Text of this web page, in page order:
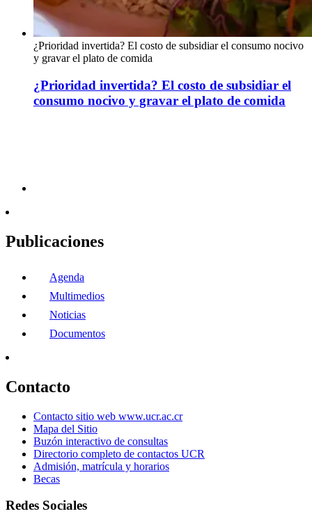
¿Prioridad invertida? El costo de subsidiar el consumo nocivo
y gravar el plato de comida
¿Prioridad invertida? El costo de subsidiar el
consumo nocivo y gravar el plato de comida
Publicaciones
Agenda
Multimedios
Noticias
Documentos
Contacto
Contacto sitio web www.ucr.ac.cr
Mapa del Sitio
Buzón interactivo de consultas
Directorio completo de contactos UCR
Admisión, matrícula y horarios
Becas
Redes Sociales